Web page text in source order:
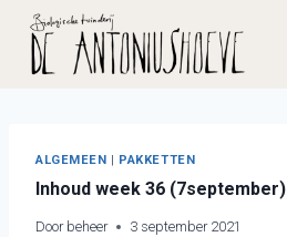
Doorgaan
naar
inhoud
ALGEMEEN | PAKKETTEN
Inhoud week 36 (7september)
Door beheer 3 september 2021